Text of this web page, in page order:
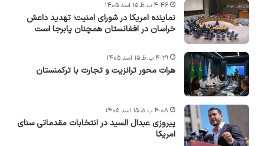
نماینده امریکا در شورای امنیت؛ تهدید داعش
خراسان در افغانستان همچنان پابرجا است
۴:۴۶ ب.ظ ۱۵ اسد ۱۴۰۵
هرات محور ترانزیت و تجارت با ترکمنستان
۴:۲۹ ب.ظ ۱۵ اسد ۱۴۰۵
پیروزی عبدال السید در انتخابات مقدماتی سنای
امریکا
۴:۰۸ ب.ظ ۱۵ اسد ۱۴۰۵